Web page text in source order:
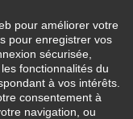
pour améliorer votre
pour enregistrer vos
sécurisée,
fonctionnalités du
à vos intérêts.
consentement à
navigation, ou